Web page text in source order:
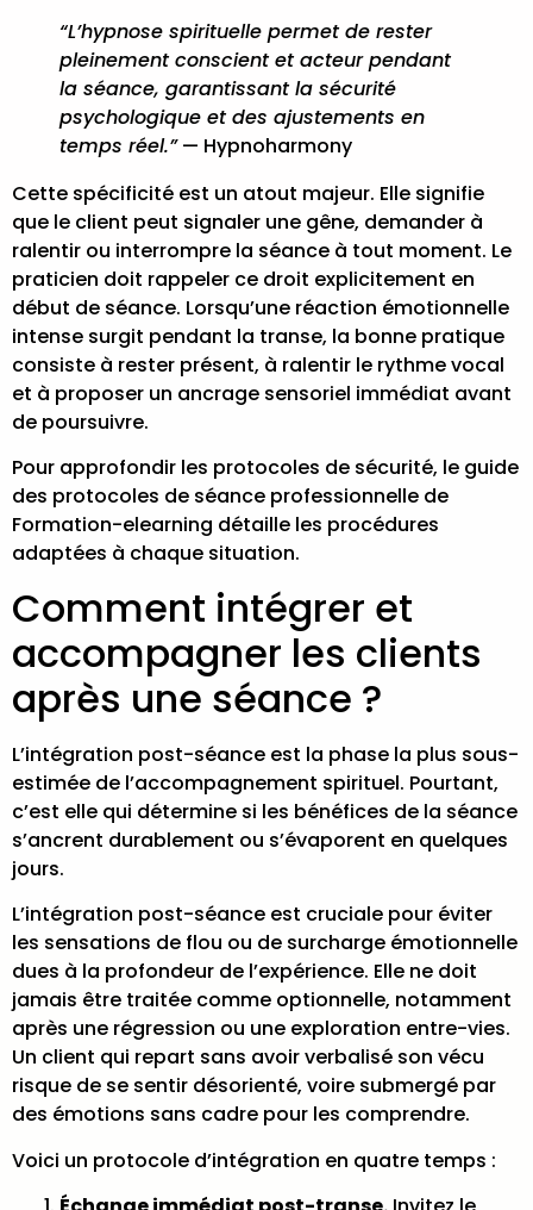
“L’hypnose spirituelle permet de rester
pleinement conscient et acteur pendant
la séance, garantissant la sécurité
psychologique et des ajustements en
temps réel.”— Hypnoharmony
Cette spécificité est un atout majeur. Elle signifie
que le client peut signaler une gêne, demander à
ralentir ou interrompre la séance à tout moment. Le
praticien doit rappeler ce droit explicitement en
début de séance. Lorsqu’une réaction émotionnelle
intense surgit pendant la transe, la bonne pratique
consiste à rester présent, à ralentir le rythme vocal
et à proposer un ancrage sensoriel immédiat avant
de poursuivre.
Pour approfondir les protocoles de sécurité, le guide
des protocoles de séance professionnelle de
Formation-elearning détaille les procédures
adaptées à chaque situation.
Comment intégrer et
accompagner les clients
après une séance ?
L’intégration post-séance est la phase la plus sous-
estimée de l’accompagnement spirituel. Pourtant,
c’est elle qui détermine si les bénéfices de la séance
s’ancrent durablement ou s’évaporent en quelques
jours.
L’intégration post-séance est cruciale pour éviter
les sensations de flou ou de surcharge émotionnelle
dues à la profondeur de l’expérience. Elle ne doit
jamais être traitée comme optionnelle, notamment
après une régression ou une exploration entre-vies.
Un client qui repart sans avoir verbalisé son vécu
risque de se sentir désorienté, voire submergé par
des émotions sans cadre pour les comprendre.
Voici un protocole d’intégration en quatre temps :